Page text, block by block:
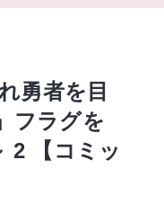
勇者を目
フラグを
2 【コミッ